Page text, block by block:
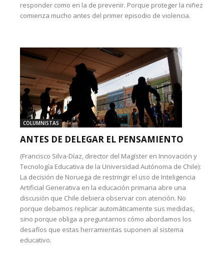
responder como en la de prevenir. Porque proteger la niñez
comienza mucho antes del primer episodio de violencia.
COLUMNISTAS
ANTES DE DELEGAR EL PENSAMIENTO
(Francisco Silva-Díaz, director del Magíster en Innovación y
Tecnología Educativa de la Universidad Autónoma de Chile):
La decisión de Noruega de restringir el uso de Inteligencia
Artificial Generativa en la educación primaria abre una
discusión que Chile debiera observar con atención. No
porque debamos replicar automáticamente sus medidas,
sino porque obliga a preguntarnos cómo abordamos los
desafíos que estas herramientas suponen al sistema
educativo.